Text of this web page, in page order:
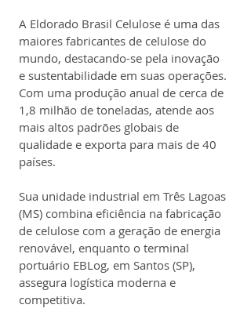
A Eldorado Brasil Celulose é uma das
maiores fabricantes de celulose do
mundo, destacando-se pela inovação
e sustentabilidade em suas operações.
Com uma produção anual de cerca de
1,8 milhão de toneladas, atende aos
mais altos padrões globais de
qualidade e exporta para mais de 40
países.
Sua unidade industrial em Três Lagoas
(MS) combina eficiência na fabricação
de celulose com a geração de energia
renovável, enquanto o terminal
portuário EBLog, em Santos (SP),
assegura logística moderna e
competitiva.